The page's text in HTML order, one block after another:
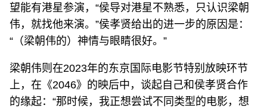
望能有港星参演，“侯导对港星不熟悉，只认识梁朝
伟，就找他来演。”侯孝贤给出的进一步的原因是：
“（梁朝伟的）神情与眼睛很好。”
梁朝伟则在2023年的东京国际电影节特别放映环节
上，在《2046》的映后中，谈起自己和侯孝贤合作
的缘起：“那时候，我正想尝试不同类型的电影，想